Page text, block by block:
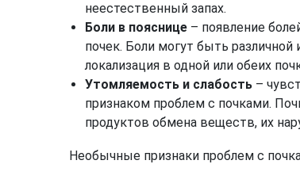
неестественный запах.
Боли в пояснице – появление
почек. Боли могут быть
локализация в одной или обеих
Утомляемость и слабость –
признаком проблем с почками.
продуктов обмена веществ, их
Необычные признаки проблем с